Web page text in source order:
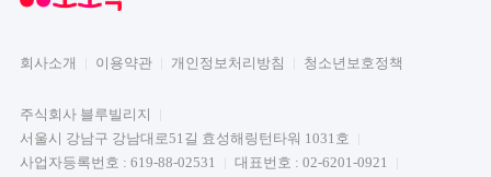
회사소개 이용약관 개인정보처리방침 청소년보호정책
주식회사 블루빌리지
서울시 강남구 강남대로51길 효성해링턴타워 1031호
사업자등록번호 : 619-88-02531
대표번호 : 02-6201-0921